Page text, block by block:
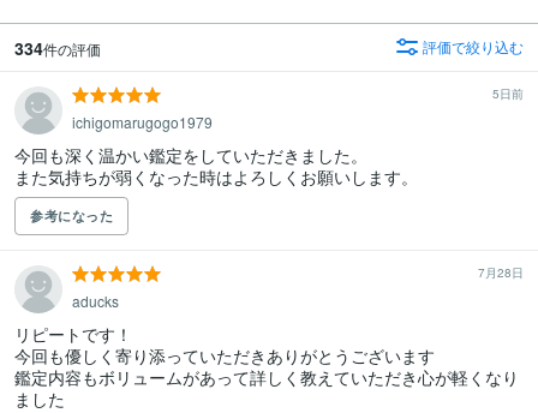
334件の評価 評価で絞り込む
5日前
ichigomarugogo1979
今回も深く温かい鑑定をしていただきました。
また気持ちが弱くなった時はよろしくお願いします。
参考になった
7月28日
aducks
リピートです！
今回も優しく寄り添っていただきありがとうございます
鑑定内容もボリュームがあって詳しく教えていただき心が軽くなり
ました